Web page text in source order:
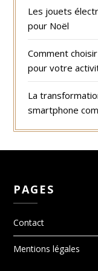
Les jouets
pour Noël
Comment
pour votre
La
smartphone
PAGES
Contact
Mentions légales